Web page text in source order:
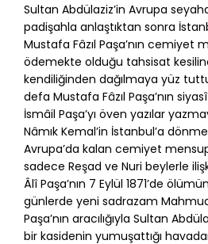
Sultan Abdülaziz’in Avrupa
padişahla anlaştıktan sonra
Mustafa Fâzıl Paşa’nın cemiyet
ödemekte olduğu tahsisat
kendiliğinden dağılmaya yüz
defa Mustafa Fâzıl Paşa’nın
İsmâil Paşa’yı öven yazılar
Nâmık Kemal’in İstanbul’a
Avrupa’da kalan cemiyet
sadece Reşad ve Nuri beylerle
Âlî Paşa’nın 7 Eylül 1871’de
günlerde yeni sadrazam
Paşa’nın aracılığıyla Sultan
bir kasidenin yumuşattığı